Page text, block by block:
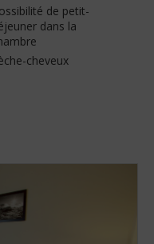
de petit-
dans la
cheveux